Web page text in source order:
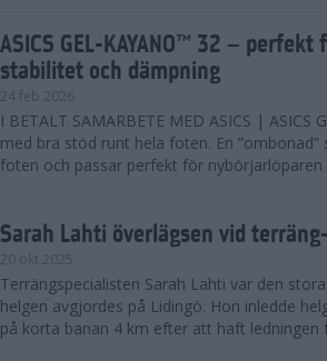
ASICS GEL-KAYANO™ 32 –
stabilitet och dämpning
24 feb 2026
I BETALT SAMARBETE MED ASICS | ASICS
med bra stöd runt hela foten. En
foten och passar perfekt för nybörjarlöparen
Sarah Lahti överlägsen vid
20 okt 2025
Terrängspecialisten Sarah Lahti var den
helgen avgjordes på Lidingö. Hon inledde
på korta banan 4 km efter att haft ledningen